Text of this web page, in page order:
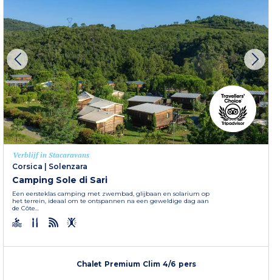
Verblijf in Stacaravans
Corsica | Solenzara
Camping Sole di Sari
Een eersteklas camping met zwembad, glijbaan en solarium op
het terrein, ideaal om te ontspannen na een geweldige dag aan
de Côte...
Chalet Premium Clim 4/6 pers